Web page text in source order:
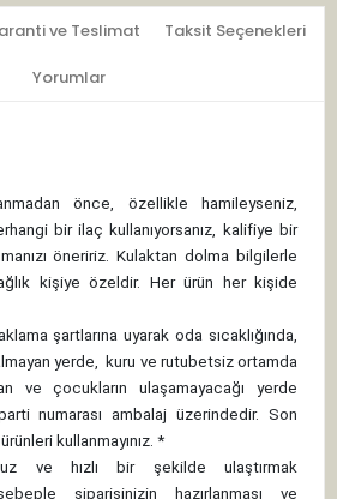
ve Teslimat Taksit Seçenekleri
Yorumlar
önce, özellikle hamileyseniz,
bir ilaç kullanıyorsanız, kalifiye bir
öneririz. Kulaktan dolma bilgilerle
kişiye özeldir. Her ürün her kişide
şartlarına uyarak oda sıcaklığında,
almayan yerde, kuru ve rutubetsiz ortamda
ve çocukların ulaşamayacağı yerde
numarası ambalaj üzerindedir. Son
kullanmayınız. *
ve hızlı bir şekilde ulaştırmak
siparişinizin hazırlanması ve